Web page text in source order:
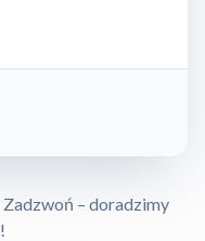
– doradzimy